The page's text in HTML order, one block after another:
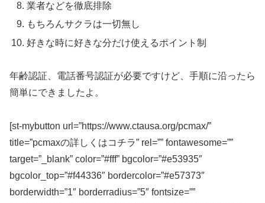
業者などを徹底排除
もちろんサクラは一切無し
好きな時に好きな分だけ使えるポイント制
年齢認証、電話番号認証が必要ですけど、手順に沿ったら
簡単にできましたよ。
[st-mybutton url=”https://www.ctausa.org/pcmax/”
title=”pcmaxの詳しくはコチラ” rel=”” fontawesome=””
target=”_blank” color=”#fff” bgcolor=”#e53935″
bgcolor_top=”#f44336″ bordercolor=”#e57373″
borderwidth=”1″ borderradius=”5″ fontsize=””